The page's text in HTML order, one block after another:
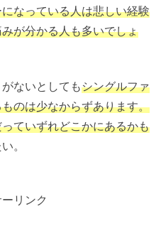
なっている人は悲しい経験
が分かる人も多いでしょ
ないとしてもシングルファ
のは少なからずあります。
ていずれどこかにあるかも
。
リンク